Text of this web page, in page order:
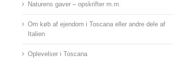
Naturens gaver – opskrifter m.m.
Om køb af ejendom i Toscana eller andre dele af
Italien
Oplevelser i Toscana